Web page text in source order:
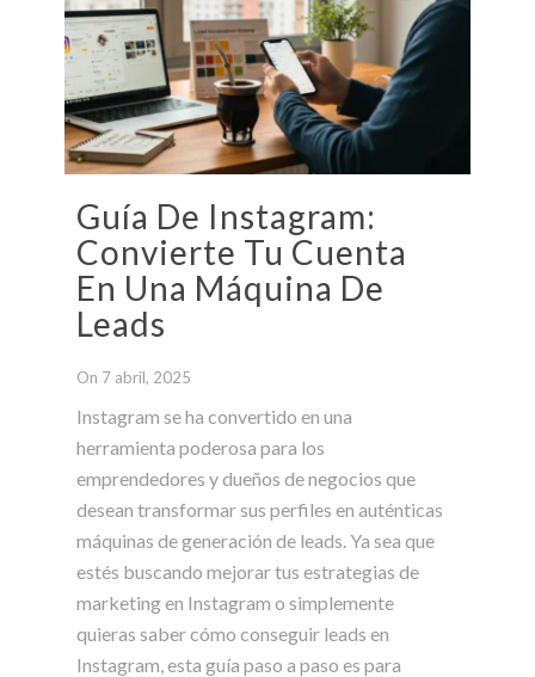
Guía De Instagram:
Convierte Tu Cuenta
En Una Máquina De
Leads
On 7 abril, 2025
Instagram se ha convertido en una
herramienta poderosa para los
emprendedores y dueños de negocios que
desean transformar sus perfiles en auténticas
máquinas de generación de leads. Ya sea que
estés buscando mejorar tus estrategias de
marketing en Instagram o simplemente
quieras saber cómo conseguir leads en
Instagram, esta guía paso a paso es para